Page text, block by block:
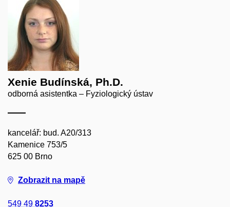
Xenie Budínská, Ph.D.
odborná asistentka – Fyziologický ústav
kancelář: bud. A20/313
Kamenice 753/5
625 00 Brno
Zobrazit na mapě
549 49 8253